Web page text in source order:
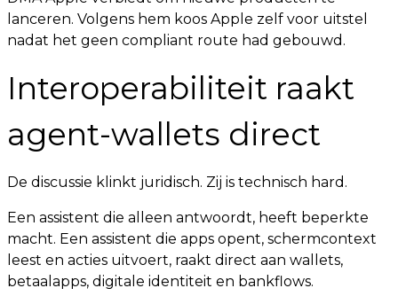
lanceren. Volgens hem koos Apple zelf voor uitstel
nadat het geen compliant route had gebouwd.
Interoperabiliteit raakt
agent-wallets direct
De discussie klinkt juridisch. Zij is technisch hard.
Een assistent die alleen antwoordt, heeft beperkte
macht. Een assistent die apps opent, schermcontext
leest en acties uitvoert, raakt direct aan wallets,
betaalapps, digitale identiteit en bankflows.